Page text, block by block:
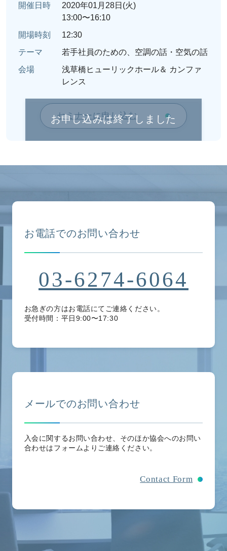
開催日時
2020年01月28日(火)
13:00〜16:10
開場時刻
12:30
テーマ
若手社員のための、空調の話・空気の話
会場
浅草橋ヒューリックホール＆ カンファ
レンス
セミナーに申し込む
お電話でのお問い合わせ
03-6274-6064
お急ぎの方はお電話にてご連絡ください。
受付時間：平日9:00〜17:30
メールでのお問い合わせ
入会に関するお問い合わせ、そのほか協会へのお問い
合わせはフォームよりご連絡ください。
Contact Form